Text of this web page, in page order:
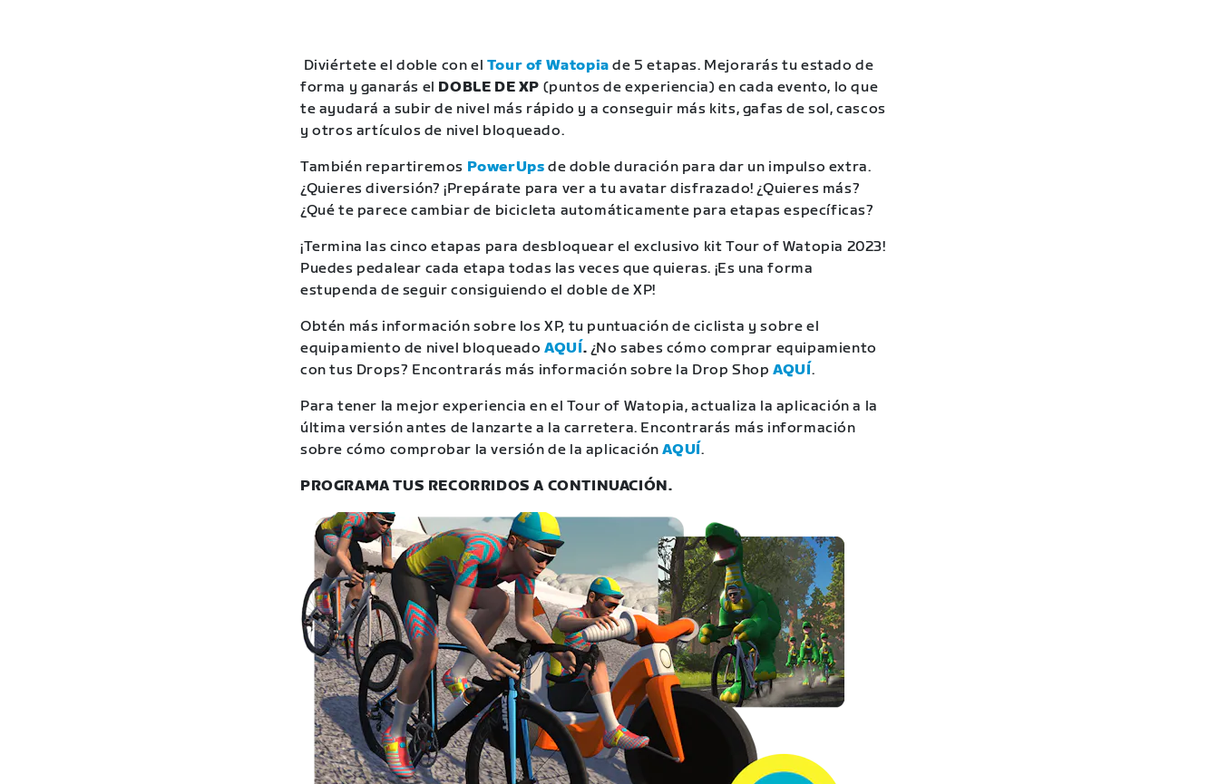
Diviértete el doble con el Tour of Watopia de 5 etapas. Mejorarás tu estado de
forma y ganarás el DOBLE DE XP (puntos de experiencia) en cada evento, lo que
te ayudará a subir de nivel más rápido y a conseguir más kits, gafas de sol, cascos
y otros artículos de nivel bloqueado.
También repartiremos PowerUps de doble duración para dar un impulso extra.
¿Quieres diversión? ¡Prepárate para ver a tu avatar disfrazado! ¿Quieres más?
¿Qué te parece cambiar de bicicleta automáticamente para etapas específicas?
¡Termina las cinco etapas para desbloquear el exclusivo kit Tour of Watopia 2023!
Puedes pedalear cada etapa todas las veces que quieras. ¡Es una forma
estupenda de seguir consiguiendo el doble de XP!
Obtén más información sobre los XP, tu puntuación de ciclista y sobre el
equipamiento de nivel bloqueadoAQUÍ. ¿No sabes cómo comprar equipamiento
con tus Drops? Encontrarás más información sobre la Drop ShopAQUÍ.
Para tener la mejor experiencia en el Tour of Watopia, actualiza la aplicación a la
última versión antes de lanzarte a la carretera. Encontrarás más información
sobre cómo comprobar la versión de la aplicaciónAQUÍ.
PROGRAMA TUS RECORRIDOS A CONTINUACIÓN.